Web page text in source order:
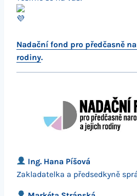
Nadační fond pro předčasně
rodiny.
Ing. Hana Píšová
Zakladatelka a předsedkyně